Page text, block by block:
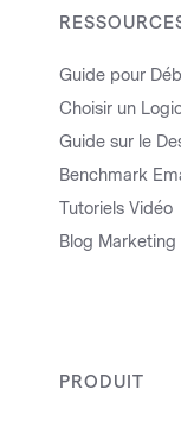
Guide pour
Choisir un
Guide sur le
Benchmark
Tutoriels Vidéo
Blog Marketing
PRODUIT